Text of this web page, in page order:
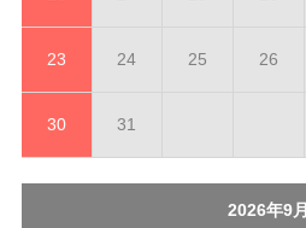
23 24 25 26
30 31
2026年9月